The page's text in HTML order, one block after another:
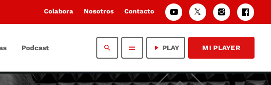
Colabora Nosotros Contacto
Podcast search menu play_arrow PLAY MI PLAYER